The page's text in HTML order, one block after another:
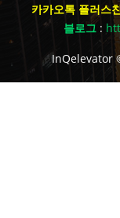
카카오톡 플러스
블로그:
InQelevator